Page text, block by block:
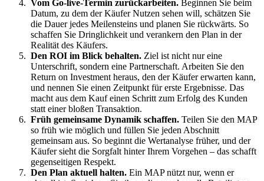
Vom Go-live-Termin zurückarbeiten. Beginnen Sie beim
Datum, zu dem der Käufer Nutzen sehen will, schätzen Sie
die Dauer jedes Meilensteins und planen Sie rückwärts. So
schaffen Sie Dringlichkeit und verankern den Plan in der
Realität des Käufers.
Den ROI im Blick behalten. Ziel ist nicht nur eine
Unterschrift, sondern eine Partnerschaft. Arbeiten Sie den
Return on Investment heraus, den der Käufer erwarten kann,
und nennen Sie einen Zeitpunkt für erste Ergebnisse. Das
macht aus dem Kauf einen Schritt zum Erfolg des Kunden
statt einer bloßen Transaktion.
Früh gemeinsame Dynamik schaffen. Teilen Sie den MAP
so früh wie möglich und füllen Sie jeden Abschnitt
gemeinsam aus. So beginnt die Wertanalyse früher, und der
Käufer sieht die Sorgfalt hinter Ihrem Vorgehen – das schafft
gegenseitigen Respekt.
Den Plan aktuell halten. Ein MAP nützt nur, wenn er